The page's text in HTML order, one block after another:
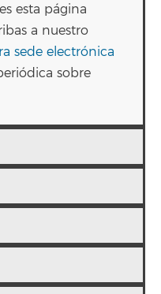
esta página
a nuestro
sede electrónica
sobre